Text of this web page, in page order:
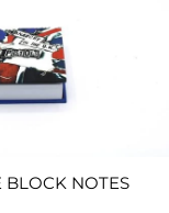
BLOCK NOTES